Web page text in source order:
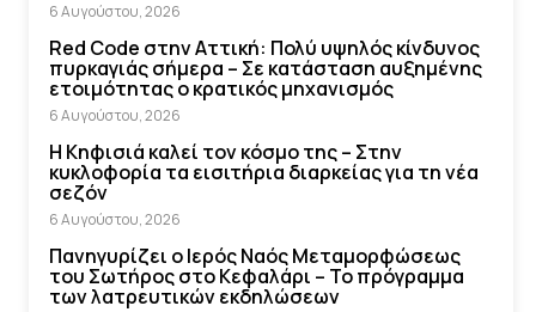
6 Αυγούστου, 2026
Red Code στην Αττική: Πολύ υψηλός κίνδυνος
πυρκαγιάς σήμερα – Σε κατάσταση αυξημένης
ετοιμότητας ο κρατικός μηχανισμός
6 Αυγούστου, 2026
Η Κηφισιά καλεί τον κόσμο της – Στην
κυκλοφορία τα εισιτήρια διαρκείας για τη νέα
σεζόν
6 Αυγούστου, 2026
Πανηγυρίζει ο Ιερός Ναός Μεταμορφώσεως
του Σωτήρος στο Κεφαλάρι – Το πρόγραμμα
των λατρευτικών εκδηλώσεων